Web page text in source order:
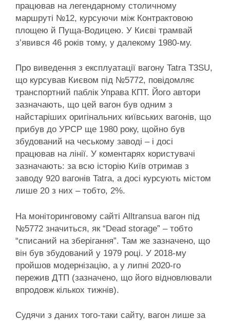
працював на легендарному столичному
маршруті №12, курсуючи між Контрактовою
площею й Пуща-Водицею. У Києві трамвай
з’явився 46 років тому, у далекому 1980-му.
Про виведення з експлуатації вагону Tatra T3SU,
що курсував Києвом під №5772, повідомляє
транспортний паблік Управа КПТ. Його автори
зазначають, що цей вагон був одним з
найстаріших оригінальних київських вагонів, що
прибув до УРСР ще 1980 року, щойно був
збудований на чеському заводі – і досі
працював на лінії. У коментарях користувачі
зазначають: за всю історію Київ отримав з
заводу 920 вагонів Tatra, а досі курсують містом
лише 20 з них – тобто, 2%.
На моніторинговому сайті Alltransua вагон під
№5772 значиться, як “Dead storage” – тобто
“списаний на зберігання”. Там же зазначено, що
він був збудований у 1979 році. У 2018-му
пройшов модернізацію, а у липні 2020-го
пережив ДТП (зазначено, що його відновлювали
впродовж кількох тижнів).
Судячи з даних того-таки сайту, вагон лише за